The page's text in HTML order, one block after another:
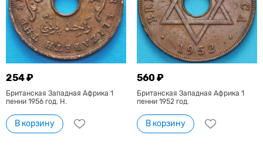
254 ₽
Британская Западная Африка 1
пенни 1956 год. Н.
В корзину
560 ₽
Британская Западная Африка 1
пенни 1952 год.
В корзину